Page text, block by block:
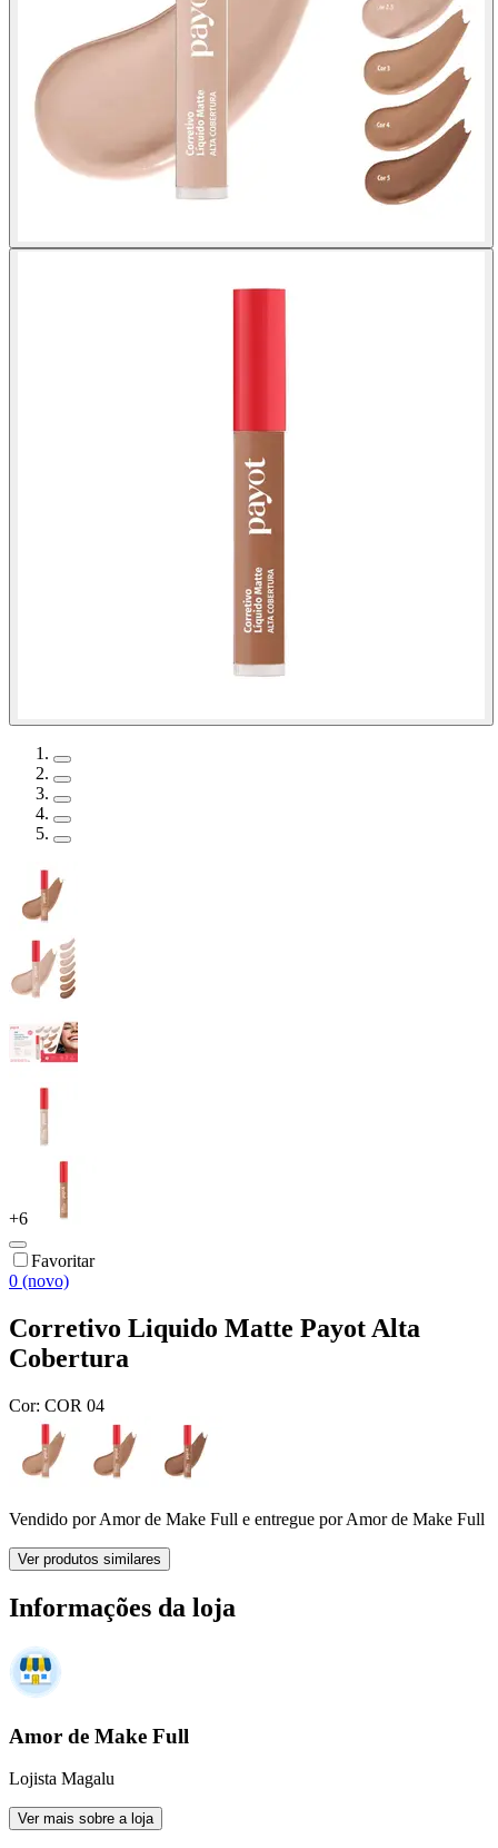
+6
Favoritar
0 (novo)
Corretivo Liquido Matte Payot Alta
Cobertura
Cor: COR 04
Vendido porAmor de Make Full e entregue por Amor de Make Full
Ver produtos similares
Informações da loja
Amor de Make Full
Lojista Magalu
Ver mais sobre a loja